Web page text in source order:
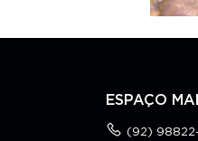
ESPAÇO
(92)